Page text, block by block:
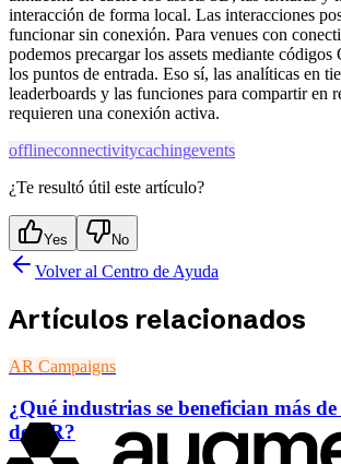
interacción de forma local. Las interacciones
funcionar sin conexión. Para venues con
podemos precargar los assets mediante
los puntos de entrada. Eso sí, las analíticas en
leaderboards y las funciones para compartir en
requieren una conexión activa.
offlineconnectivitycachingevents
¿Te resultó útil este artículo?
Yes No
Volver al Centro de Ayuda
Artículos relacionados
AR Campaigns
¿Qué industrias se benefician más
de AR?